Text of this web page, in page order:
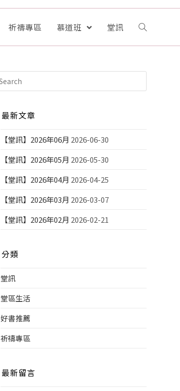
祈禱專區 慕道班 堂訊
最新文章
【堂訊】2026年06月 2026-06-30
【堂訊】2026年05月 2026-05-30
【堂訊】2026年04月 2026-04-25
【堂訊】2026年03月 2026-03-07
【堂訊】2026年02月 2026-02-21
分類
堂訊
堂區生活
好書推薦
祈禱專區
最新留言